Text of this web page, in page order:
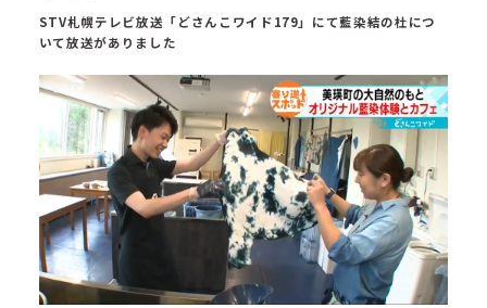
STV札幌テレビ放送「どさんこワイド179」にて藍染結の杜につ
いて放送がありました